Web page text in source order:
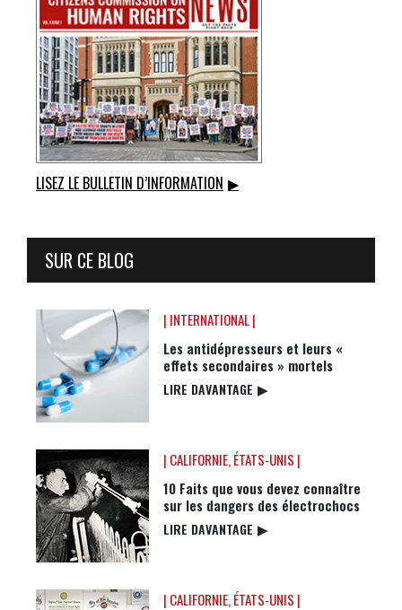
LISEZ LE BULLETIN D’INFORMATION ▶
SUR CE BLOG
| INTERNATIONAL |
Les antidépresseurs et leurs «
effets secondaires » mortels
LIRE DAVANTAGE ▶
| CALIFORNIE, ÉTATS-UNIS |
10 Faits que vous devez connaître
sur les dangers des électrochocs
LIRE DAVANTAGE ▶
| CALIFORNIE, ÉTATS-UNIS |